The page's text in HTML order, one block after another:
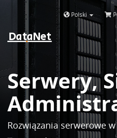
Polski
DataNet
Serwery,
Rozwiązania serwerowe